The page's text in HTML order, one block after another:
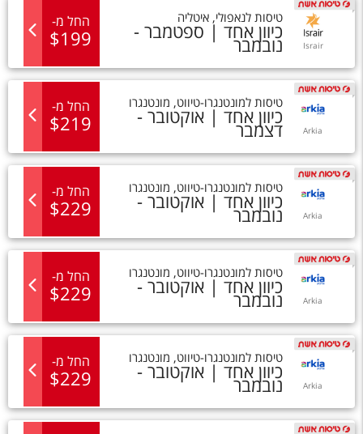
Israir
טיסות לנאפולי, איטליה
כיוון אחד | ספטמבר -
נובמבר
החל מ-
$199
Arkia
טיסות למונטנגרו-טיווט, מונטנגרו
כיוון אחד | אוקטובר -
דצמבר
החל מ-
$219
Arkia
טיסות למונטנגרו-טיווט, מונטנגרו
כיוון אחד | אוקטובר -
נובמבר
החל מ-
$229
Arkia
טיסות למונטנגרו-טיווט, מונטנגרו
כיוון אחד | אוקטובר -
נובמבר
החל מ-
$229
Arkia
טיסות למונטנגרו-טיווט, מונטנגרו
כיוון אחד | אוקטובר -
נובמבר
החל מ-
$229